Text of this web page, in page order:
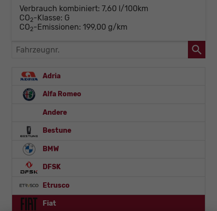
Verbrauch kombiniert: 7,60 l/100km
CO2-Klasse: G
CO2-Emissionen: 199,00 g/km
Fahrzeugnr.
Adria
Alfa Romeo
Andere
Bestune
BMW
DFSK
Etrusco
Fiat